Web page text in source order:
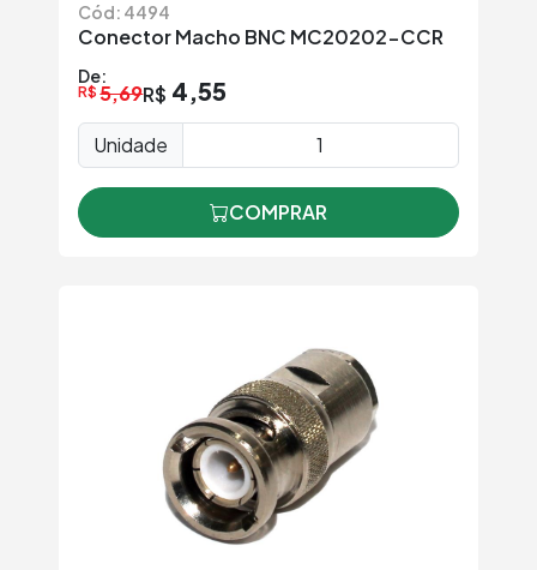
Cód: 4494
Conector Macho BNC MC20202-CCR
De:
R$ 5,69R$ 4,55
Unidade
COMPRAR